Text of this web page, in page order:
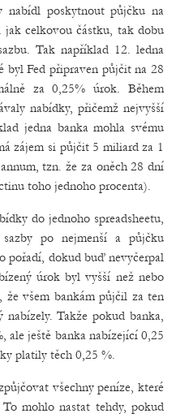
nabídl poskytnout půjčku na
jak celkovou částku, tak dobu
Tak například 12. ledna
byl Fed připraven půjčit na 28
za 0,25% úrok. Během
nabídky, přičemž nejvyšší
jedna banka mohla svému
zájem si půjčit 5 miliard za 1
tzn. že za oněch 28 dní
toho jednoho procenta).
do jednoho spreadsheetu,
po nejmenší a půjčku
pořadí, dokud buď nevyčerpal
úrok byl vyšší než nebo
všem bankám půjčil za ten
Takže pokud banka,
ale ještě banka nabízející 0,25
platily těch 0,25 %.
všechny peníze, které
mohlo nastat tehdy, pokud